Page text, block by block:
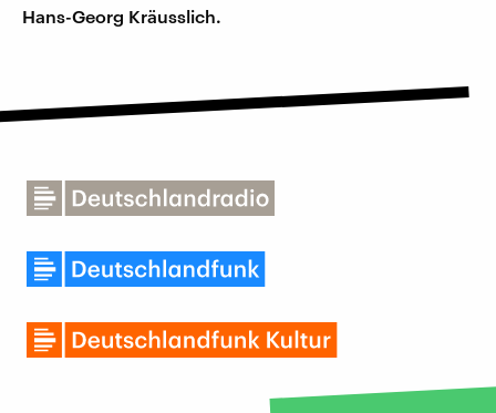
Hans-Georg Kräusslich.